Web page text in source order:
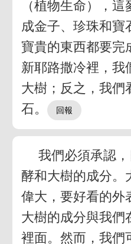
（植物生命），
成金子、珍珠和寶
寶貴的東西都要完
新耶路撒冷裡，我
大樹；反之，我們
石。
我們必須承認
酵和大樹的成分。
偉大，要好看的外
大樹的成分與我們
裡面。然而，我們